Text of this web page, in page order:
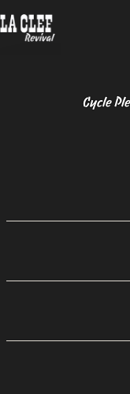
au
contenu
Cycle